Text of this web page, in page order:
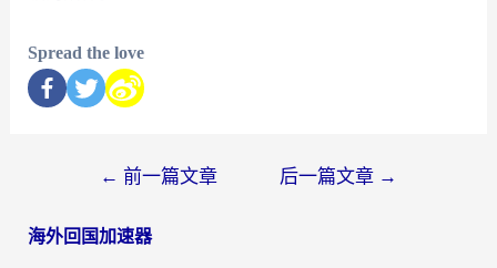
Spread the love
← 前一篇文章 后一篇文章 →
海外回国加速器